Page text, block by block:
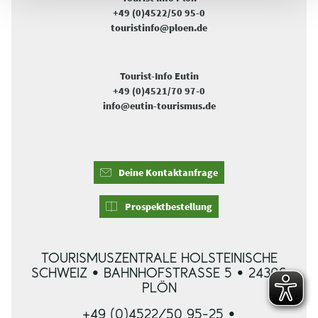
+49 (0)4522/50 95-0
touristinfo@ploen.de
Tourist-Info Eutin
+49 (0)4521/70 97-0
info@eutin-tourismus.de
Deine Kontaktanfrage
Prospektbestellung
TOURISMUSZENTRALE HOLSTEINISCHE
SCHWEIZ • BAHNHOFSTRASSE 5 • 24306 P
LÖN